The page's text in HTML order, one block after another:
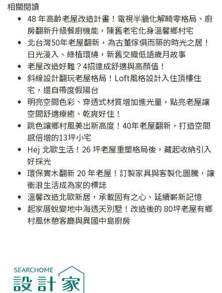
相關閱讀
48 年高齡老屋改造計畫！電視半牆化解畸零格局、廚
房翻新升級餐廚機能，陳舊老宅化身溫馨鄉村宅
北台灣50年老屋翻新，為古董傢俱而築的時光之居！
日光漫入、綠植環繞，新舊交織低語歲月故事
老屋改造好難？4招達成舒適與高顏值！
斜線設計翻玩老屋格局！Loft風格設計入住頂樓住
宅，還自帶度假陽台
明亮空間色彩、穿透式材質增加進光量，點亮老屋讓
空間舒適療癒、乾爽好住！
跳色讓鄉村風美出新高度！40年老屋翻新，打造空間
感倍增的13坪小宅
Hej 北歐生活！26 坪老屋重塑格局後，藏起收納引入
好採光
環保實木翻新 20 年老屋！訂製家具與客製化圖騰，讓
衝浪生活成為家的標誌
溫馨改造北歐新居，承載固有之心、延續嶄新記憶
起家厝蛻變地中海透天別墅！改造後的 80坪老屋有鄉
村風休憩客廳與異國中島廚房